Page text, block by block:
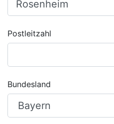
Postleitzahl
Bundesland